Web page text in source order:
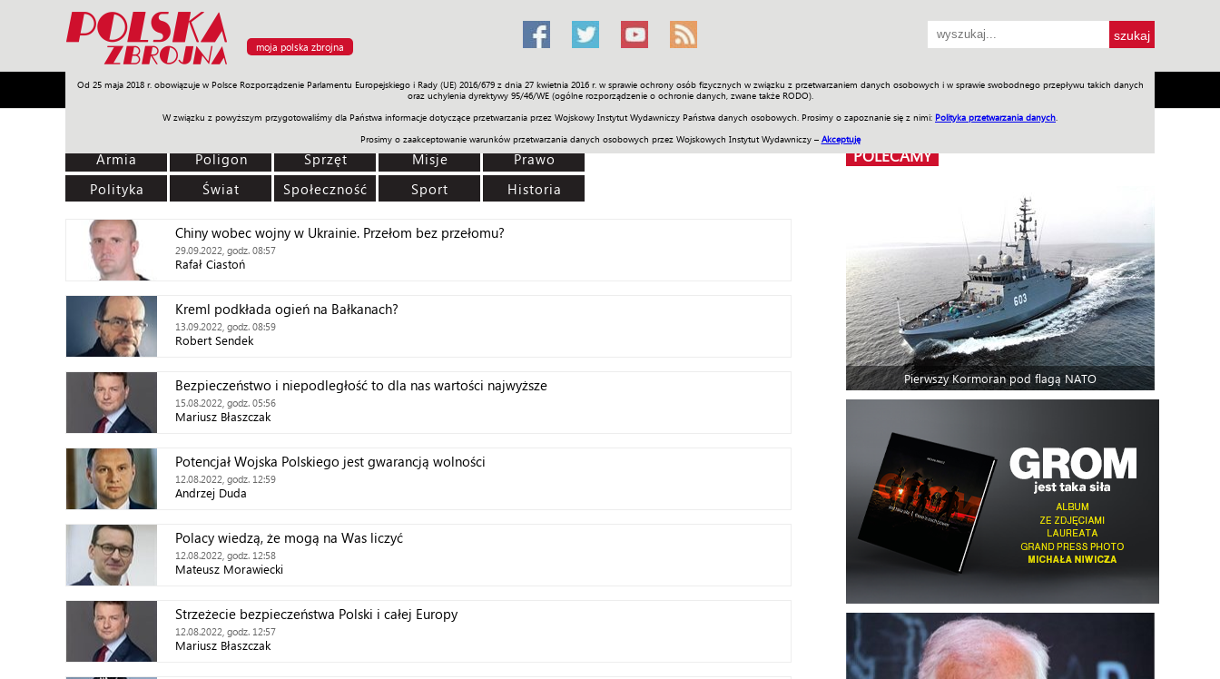
moja polska zbrojna
Od 25 maja 2018 r. obowiązuje w Polsce Rozporządzenie Parlamentu Europejskiego i Rady (UE) 2016/679 z dnia 27 kwietnia 2016 r. w sprawie ochrony osób fizycznych w związku z przetwarzaniem danych osobowych i w sprawie swobodnego przepływu takich danych
oraz uchylenia dyrektywy 95/46/WE (ogólne rozporządzenie o ochronie danych, zwane także RODO).
W związku z powyższym przygotowaliśmy dla Państwa informacje dotyczące przetwarzania przez Wojskowy Instytut Wydawniczy Państwa danych osobowych. Prosimy o zapoznanie się z nimi: Polityka przetwarzania danych
Prosimy o zaakceptowanie warunków przetwarzania danych osobowych przez Wojskowych Instytut Wydawniczy – Akceptuję
Armia Poligon Sprzęt Misje Polityka Prawo Świat Społeczność Sport Historia Galerie Wideo ENGLISH SKLEP Jednodniówki Praca w WIW
Armia Poligon Sprzęt Misje
Prawo
Polityka
Świat Społeczność Sport Historia
Chiny wobec wojny w Ukrainie. Przełom bez przełomu?
29.09.2022, godz. 08:57
Rafał Ciastoń
Kreml podkłada ogień na Bałkanach?
13.09.2022, godz. 08:59
Robert Sendek
Bezpieczeństwo i niepodległość to dla nas wartości najwyższe
15.08.2022, godz. 05:56
Mariusz Błaszczak
Potencjał Wojska Polskiego jest gwarancją wolności
12.08.2022, godz. 12:59
Andrzej Duda
Polacy wiedzą, że mogą na Was liczyć
12.08.2022, godz. 12:58
Mateusz Morawiecki
Strzeżecie bezpieczeństwa Polski i całej Europy
12.08.2022, godz. 12:57
Mariusz Błaszczak
POLECAMY
Pierwszy Kormoran pod flagą NATO